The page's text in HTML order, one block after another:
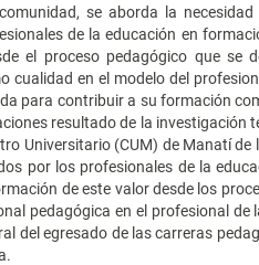
se aborda la
de la educación en
el proceso pedagógico que se
cualidad en el modelo del
para contribuir a su formación
resultado de la investigación
Universitario (CUM) de Manatí
por los profesionales de la
de este valor desde los
pedagógica en el profesional de
del egresado de las carreras